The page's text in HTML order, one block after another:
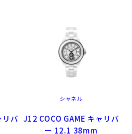
リバ
シャネル
J12 COCO GAME キャリバ
ー 12.1 38mm